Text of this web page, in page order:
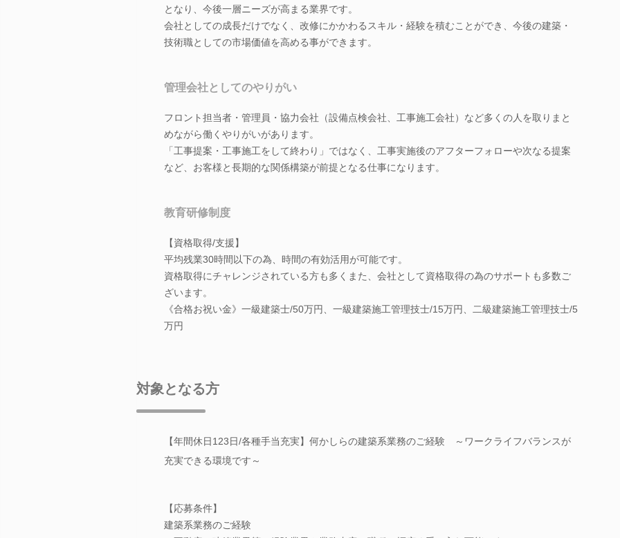
となり、今後一層ニーズが高まる業界です。
会社としての成長だけでなく、改修にかかわるスキル・経験を積むことができ、今後の建築・
技術職としての市場価値を高める事ができます。
管理会社としてのやりがい
フロント担当者・管理員・協力会社（設備点検会社、工事施工会社）など多くの人を取りまと
めながら働くやりがいがあります。
「工事提案・工事施工をして終わり」ではなく、工事実施後のアフターフォローや次なる提案
など、お客様と長期的な関係構築が前提となる仕事になります。
教育研修制度
【資格取得/支援】
平均残業30時間以下の為、時間の有効活用が可能です。
資格取得にチャレンジされている方も多くまた、会社として資格取得の為のサポートも多数ご
ざいます。
《合格お祝い金》一級建築士/50万円、一級建築施工管理技士/15万円、二級建築施工管理技士/5
万円
対象となる方
【年間休日123日/各種手当充実】何かしらの建築系業務のご経験 ～ワークライフバランスが
充実できる環境です～
【応募条件】
建築系業務のご経験